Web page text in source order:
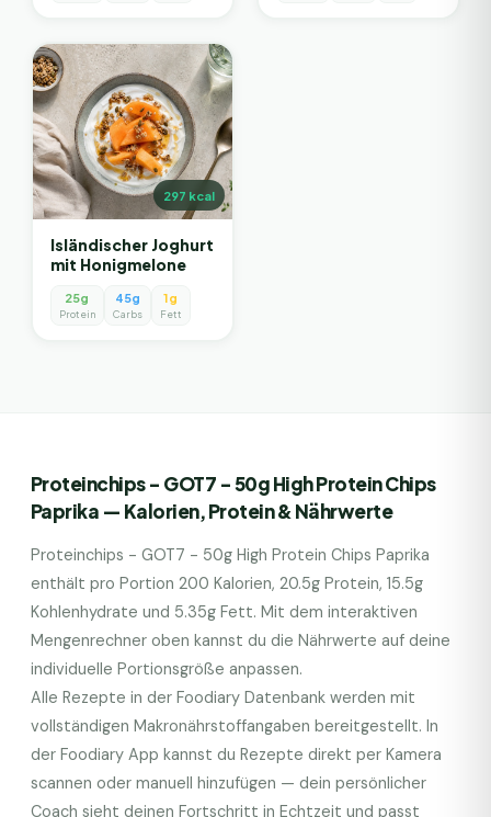
297 kcal
Isländischer Joghurt
mit Honigmelone
25g
Protein
45g
Carbs
1g
Fett
Proteinchips - GOT7 - 50g High Protein Chips
Paprika — Kalorien, Protein & Nährwerte
Proteinchips - GOT7 - 50g High Protein Chips Paprika
enthält pro Portion 200 Kalorien, 20.5g Protein, 15.5g
Kohlenhydrate und 5.35g Fett. Mit dem interaktiven
Mengenrechner oben kannst du die Nährwerte auf deine
individuelle Portionsgröße anpassen.
Alle Rezepte in der Foodiary Datenbank werden mit
vollständigen Makronährstoffangaben bereitgestellt. In
der Foodiary App kannst du Rezepte direkt per Kamera
scannen oder manuell hinzufügen — dein persönlicher
Coach sieht deinen Fortschritt in Echtzeit und passt